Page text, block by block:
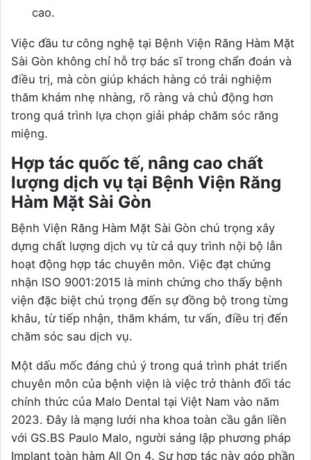
cao.
Việc đầu tư công nghệ tại Bệnh Viện Răng Hàm Mặt
Sài Gòn không chỉ hỗ trợ bác sĩ trong chẩn đoán và
điều trị, mà còn giúp khách hàng có trải nghiệm
thăm khám nhẹ nhàng, rõ ràng và chủ động hơn
trong quá trình lựa chọn giải pháp chăm sóc răng
miệng.
Hợp tác quốc tế, nâng cao chất
lượng dịch vụ tại Bệnh Viện Răng
Hàm Mặt Sài Gòn
Bệnh Viện Răng Hàm Mặt Sài Gòn chú trọng xây
dựng chất lượng dịch vụ từ cả quy trình nội bộ lẫn
hoạt động hợp tác chuyên môn. Việc đạt chứng
nhận ISO 9001:2015 là minh chứng cho thấy bệnh
viện đặc biệt chú trọng đến sự đồng bộ trong từng
khâu, từ tiếp nhận, thăm khám, tư vấn, điều trị đến
chăm sóc sau dịch vụ.
Một dấu mốc đáng chú ý trong quá trình phát triển
chuyên môn của bệnh viện là việc trở thành đối tác
chính thức của Malo Dental tại Việt Nam vào năm
2023. Đây là mạng lưới nha khoa toàn cầu gắn liền
với GS.BS Paulo Malo, người sáng lập phương pháp
Implant toàn hàm All On 4. Sự hợp tác này góp phần